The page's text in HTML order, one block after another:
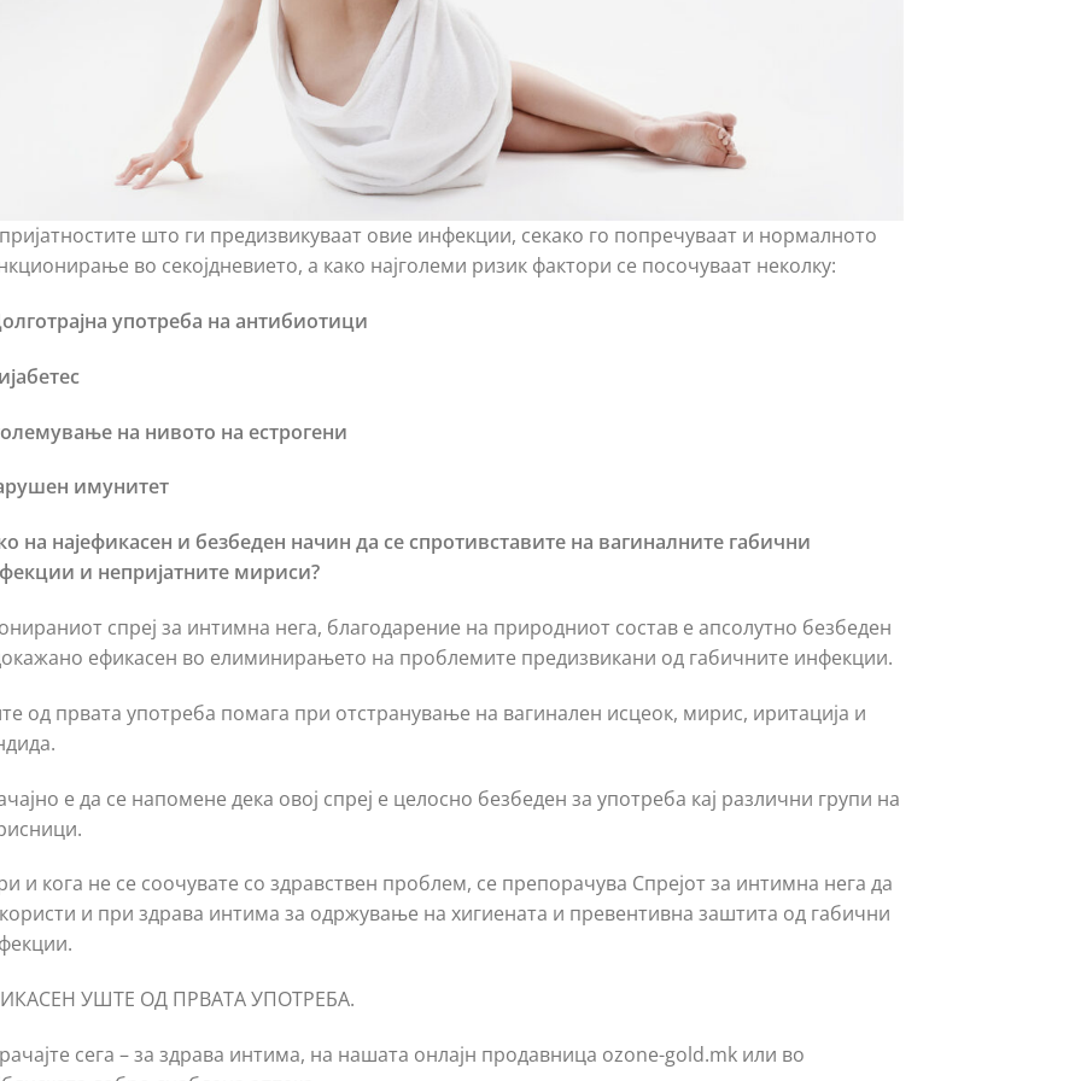
што ги предизвикуваат овие инфекции, секако го попречуваат и нормалното
во секојдневието, а како најголеми ризик фактори се посочуваат неколку:
употреба на антибиотици
на нивото на естрогени
имунитет
на најефикасен и безбеден начин да се спротивставите на вагиналните габични
и непријатните мириси?
спреј за интимна нега, благодарение на природниот состав е апсолутно безбеден
ефикасен во елиминирањето на проблемите предизвикани од габичните инфекции.
од првата употреба помага при отстранување на вагинален исцеок, мирис, иритација и
е да се напомене дека овој спреј е целосно безбеден за употреба кај различни групи на
и кога не се соочувате со здравствен проблем, се препорачува Спрејот за интимна нега да
и при здрава интима за одржување на хигиената и превентивна заштита од габични
УШТЕ ОД ПРВАТА УПОТРЕБА.
сега – за здрава интима, на нашата онлајн продавница ozone-gold.mk или во